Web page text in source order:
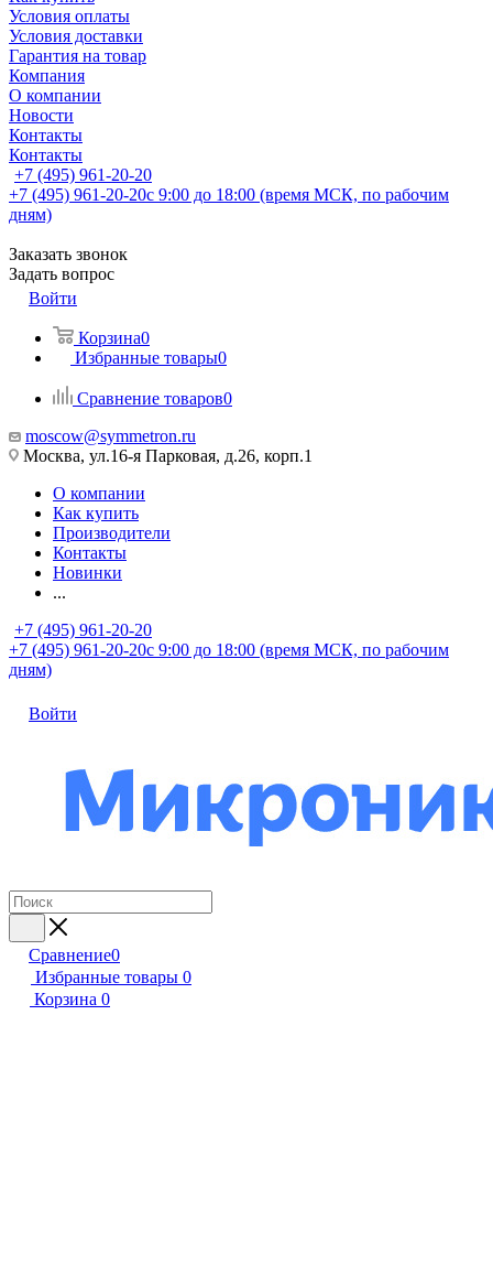
Условия оплаты
Условия доставки
Гарантия на товар
Компания
О компании
Новости
Контакты
Контакты
+7 (495) 961-20-20
+7 (495) 961-20-20с 9:00 до 18:00 (время МСК, по рабочим
дням)
Заказать звонок
Задать вопрос
Войти
Корзина0
Избранные товары0
Сравнение товаров0
moscow@symmetron.ru
Москва, ул.16-я Парковая, д.26, корп.1
О компании
Как купить
Производители
Контакты
Новинки
...
+7 (495) 961-20-20
+7 (495) 961-20-20с 9:00 до 18:00 (время МСК, по рабочим
дням)
Войти
Сравнение0
Избранные товары 0
Корзина 0